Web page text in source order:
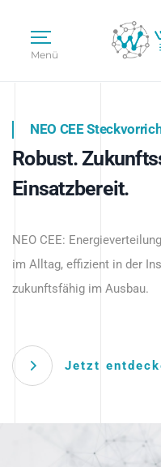
Menü
Intelligente
NEO CEE
Robust.
Einsatzbereit.
NEO CEE:
im Alltag, effizient in der
zukunftsfähig im Ausbau.
Jetzt
Intelligenz trifft
Anwendungen – robust, IP-
zukunftsfähig.